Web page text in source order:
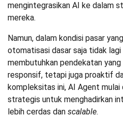
mengintegrasikan AI ke dalam
mereka.
Namun, dalam kondisi pasar
otomatisasi dasar saja tidak lagi
membutuhkan pendekatan
responsif, tetapi juga proaktif
kompleksitas ini, AI Agent mulai
strategis untuk menghadirkan
lebih cerdas dan scalable.